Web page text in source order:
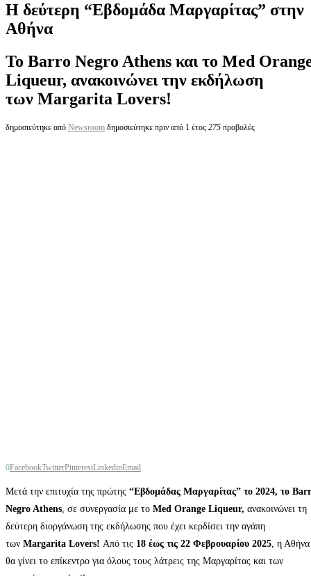
Η δεύτερη “Εβδομάδα Μαργαρίτας” στην
Αθήνα
Το Barro Negro Athens και το Med
Liqueur, ανακοινώνει την εκδήλωση
των Margarita Lovers!
δημοσιεύτηκε από Newsroom δημοσιεύτηκε πριν από 1 έτος 275 προβολές
0FacebookTwitterPinterestLinkedinEmail
Μετά την επιτυχία της πρώτης “Εβδομάδας Μαργαρίτας” το 2024, το
Negro Athens , σε συνεργασία με το Med Orange Liqueur, ανακοινώνει τη
δεύτερη διοργάνωση της εκδήλωσης που έχει κερδίσει την αγάπη
των Margarita Lovers! Από τις 18 έως τις 22 Φεβρουαρίου 2025 , η Αθήνα
θα γίνει το επίκεντρο για όλους τους λάτρεις της Μαργαρίτας και των